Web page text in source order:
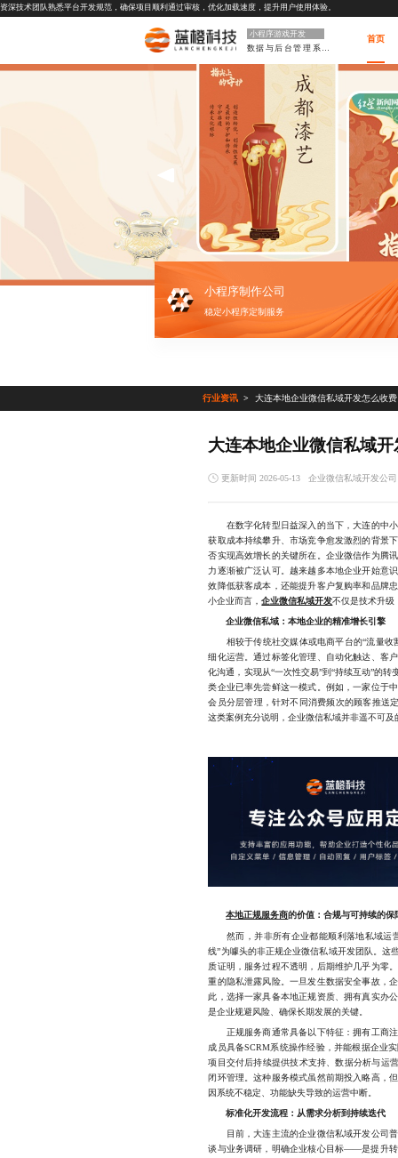
资深技术团队熟悉平台开发规范，确保项目顺利通过审核，优化加载速度，提升用户使用体验。
小程序游戏开发
首页
小程序制作公司
稳定小程序定制服务
行业资讯 大连本地企业微信私域开发怎么收费
大连本地企业微信私域
更新时间 2026-05-13 企业微信私域开发公司
在数字化转型日益深入的当下，大连的中小
获取成本持续攀升、市场竞争愈发激烈的背景
否实现高效增长的关键所在。企业微信作为腾
力逐渐被广泛认可。越来越多本地企业开始意
效降低获客成本，还能提升客户复购率和品牌
小企业而言，企业微信私域开发不仅是技术升级
企业微信私域：本地企业的精准增长引擎
相较于传统社交媒体或电商平台的“流量收
细化运营。通过标签化管理、自动化触达、客
化沟通，实现从“一次性交易”到“持续互动”的
类企业已率先尝鲜这一模式。例如，一家位于
会员分层管理，针对不同消费频次的顾客推送
这类案例充分说明，企业微信私域并非遥不可
本地正规服务商的价值：合规与可持续的保
然而，并非所有企业都能顺利落地私域运营
线”为噱头的非正规企业微信私域开发团队。这
质证明，服务过程不透明，后期维护几乎为零
重的隐私泄露风险。一旦发生数据安全事故，
此，选择一家具备本地正规资质、拥有真实办
是企业规避风险、确保长期发展的关键。
正规服务商通常具备以下特征：拥有工商注
成员具备SCRM系统操作经验，并能根据企业
项目交付后持续提供技术支持、数据分析与运
闭环管理。这种服务模式虽然前期投入略高，
因系统不稳定、功能缺失导致的运营中断。
标准化开发流程：从需求分析到持续迭代
目前，大连主流的企业微信私域开发公司普
谈与业务调研，明确企业核心目标——是提升